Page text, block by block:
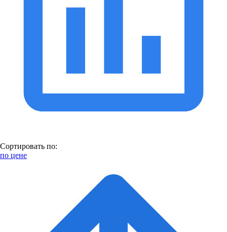
Сортировать по:
по цене